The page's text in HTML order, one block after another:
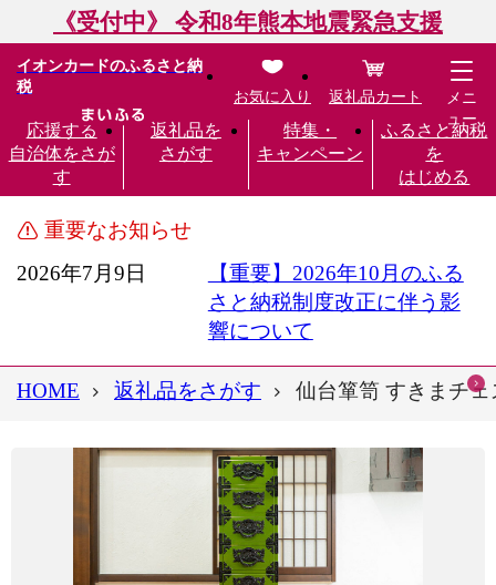
《受付中》 令和8年熊本地震緊急支援
イオンカードのふるさと納
税
応援する
自治体をさが
す
返礼品を
さがす
特集・
キャンペーン
ふるさと納税
を
はじめる
お気に入り 返礼品カート
メニ
ュー
重要なお知らせ
2026年7月9日
【重要】2026年10月のふる
さと納税制度改正に伴う影
響について
HOME 返礼品をさがす 仙台箪笥 すきまチ